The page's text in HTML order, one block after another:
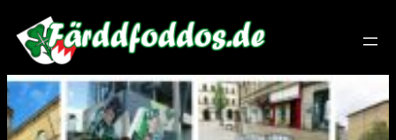
Zum
Inhalt
springen